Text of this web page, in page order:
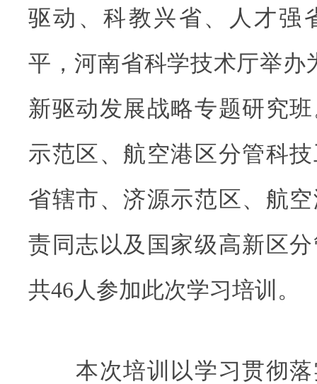
驱动、科教兴省、人才强
平，河南省科学技术厅举办
新驱动发展战略专题研究
示范区、航空港区分管科
省辖市、济源示范区、航
责同志以及国家级高新区
共46人参加此次学习培训。
本次培训以学习贯彻落